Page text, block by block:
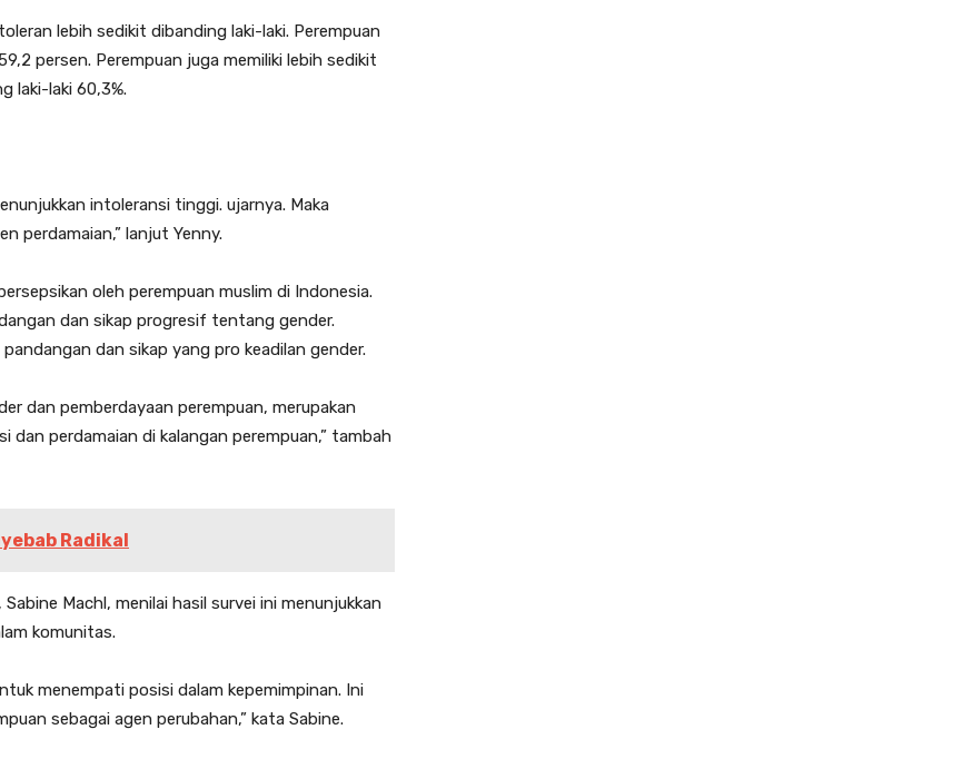
lebih sedikit dibanding laki-laki. Perempuan
persen. Perempuan juga memiliki lebih sedikit
laki-laki 60,3%.
intoleransi tinggi. ujarnya. Maka
perdamaian,” lanjut Yenny.
oleh perempuan muslim di Indonesia.
dan sikap progresif tentang gender.
dan sikap yang pro keadilan gender.
dan pemberdayaan perempuan, merupakan
perdamaian di kalangan perempuan,” tambah
Radikal
Machl, menilai hasil survei ini menunjukkan
komunitas.
menempati posisi dalam kepemimpinan. Ini
sebagai agen perubahan,” kata Sabine.